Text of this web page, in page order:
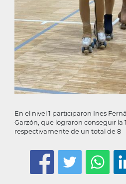
En el nivel 1 participaron Ines
Garzón, que lograron conseguir la
respectivamente de un total de 8